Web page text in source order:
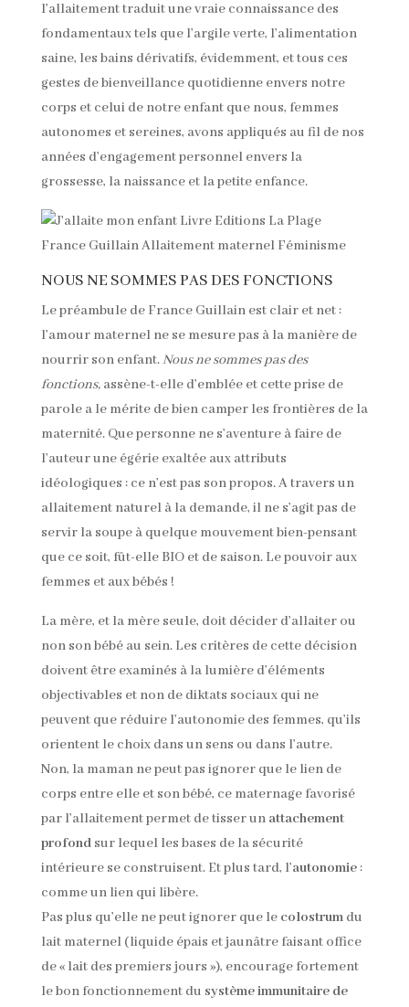
l’allaitement traduit une vraie connaissance des
fondamentaux tels que l’argile verte, l’alimentation
saine, les bains dérivatifs, évidemment, et tous ces
gestes de bienveillance quotidienne envers notre
corps et celui de notre enfant que nous, femmes
autonomes et sereines, avons appliqués au fil de nos
années d’engagement personnel envers la
grossesse, la naissance et la petite enfance.
NOUS NE SOMMES PAS DES FONCTIONS
Le préambule de France Guillain est clair et net :
l’amour maternel ne se mesure pas à la manière de
nourrir son enfant.Nous ne sommes pas des
fonctions,assène-t-elle d’emblée et cette prise de
parole a le mérite de bien camper les frontières de la
maternité. Que personne ne s’aventure à faire de
l’auteur une égérie exaltée aux attributs
idéologiques : ce n’est pas son propos. Atravers un
allaitement naturel à la demande, il ne s’agit pas de
servir la soupe à quelque mouvement bien-pensant
que ce soit, fût-elle BIO et de saison. Le pouvoir aux
femmes et aux bébés !
La mère, et la mère seule, doit décider d’allaiter ou
non son bébé au sein. Les critères de cette décision
doivent être examinés à la lumière d’éléments
objectivables et non de diktats sociaux qui ne
peuvent que réduire l’autonomie des femmes, qu’ils
orientent le choix dans un sens ou dans l’autre.
Non, la maman ne peut pas ignorer que le lien de
corps entre elle et son bébé, ce maternage favorisé
par l’allaitement permet de tisser un attachement
profondsur lequel les bases de la sécurité
intérieure se construisent. Et plus tard, l’autonomie:
comme un lien qui libère.
Pas plus qu’elle ne peut ignorer que le colostrumdu
lait maternel (liquide épais et jaunâtre faisant office
de « lait des premiers jours »), encourage fortement
le bon fonctionnement du système immunitaire de